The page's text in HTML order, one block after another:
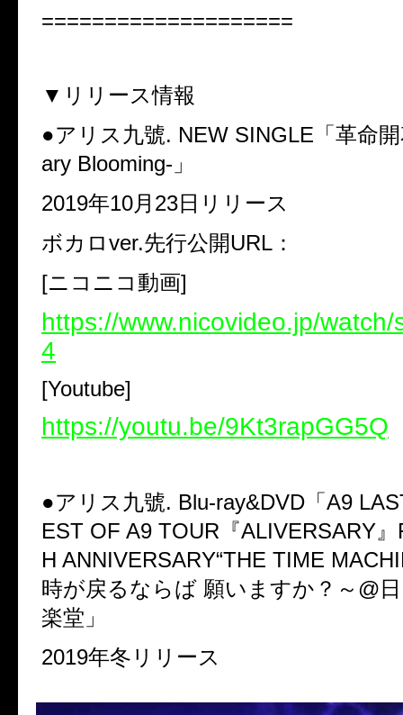
====================
▼ リリース情報
●アリス九號. NEW SINGLE 「革命
ary Blooming- 」
2019年10月 23日リリース
ボカロver.先行公開URL ：
[ニコニコ動画]
https://www.nicovideo.jp/
4
[Youtube]
https://youtu.be/9Kt3rapGG5Q
●アリス九號. Blu-ray&DVD 「 A9
EST OF A9 TOUR 『ALIVERSARY』
H ANNIVERSARY“THE TIME
時が戻るならば 願いますか？～ @
楽堂」
2019年冬リリース